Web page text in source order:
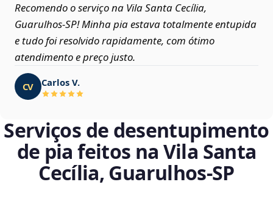
Recomendo o serviço na Vila Santa Cecília,
Guarulhos‑SP! Minha pia estava totalmente entupida
e tudo foi resolvido rapidamente, com ótimo
atendimento e preço justo.
CV Carlos V.
Serviços de desentupimento
de pia feitos na Vila Santa
Cecília, Guarulhos‑SP